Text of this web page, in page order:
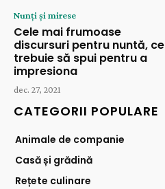
Nunți și mirese
Cele mai frumoase
discursuri pentru nuntă, ce
trebuie să spui pentru a
impresiona
dec. 27, 2021
CATEGORII POPULARE
Animale de companie
Casă și grădină
Rețete culinare